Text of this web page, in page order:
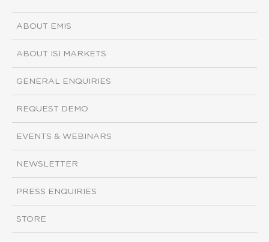
ABOUT EMIS
ABOUT ISI MARKETS
GENERAL ENQUIRIES
REQUEST DEMO
EVENTS & WEBINARS
NEWSLETTER
PRESS ENQUIRIES
STORE